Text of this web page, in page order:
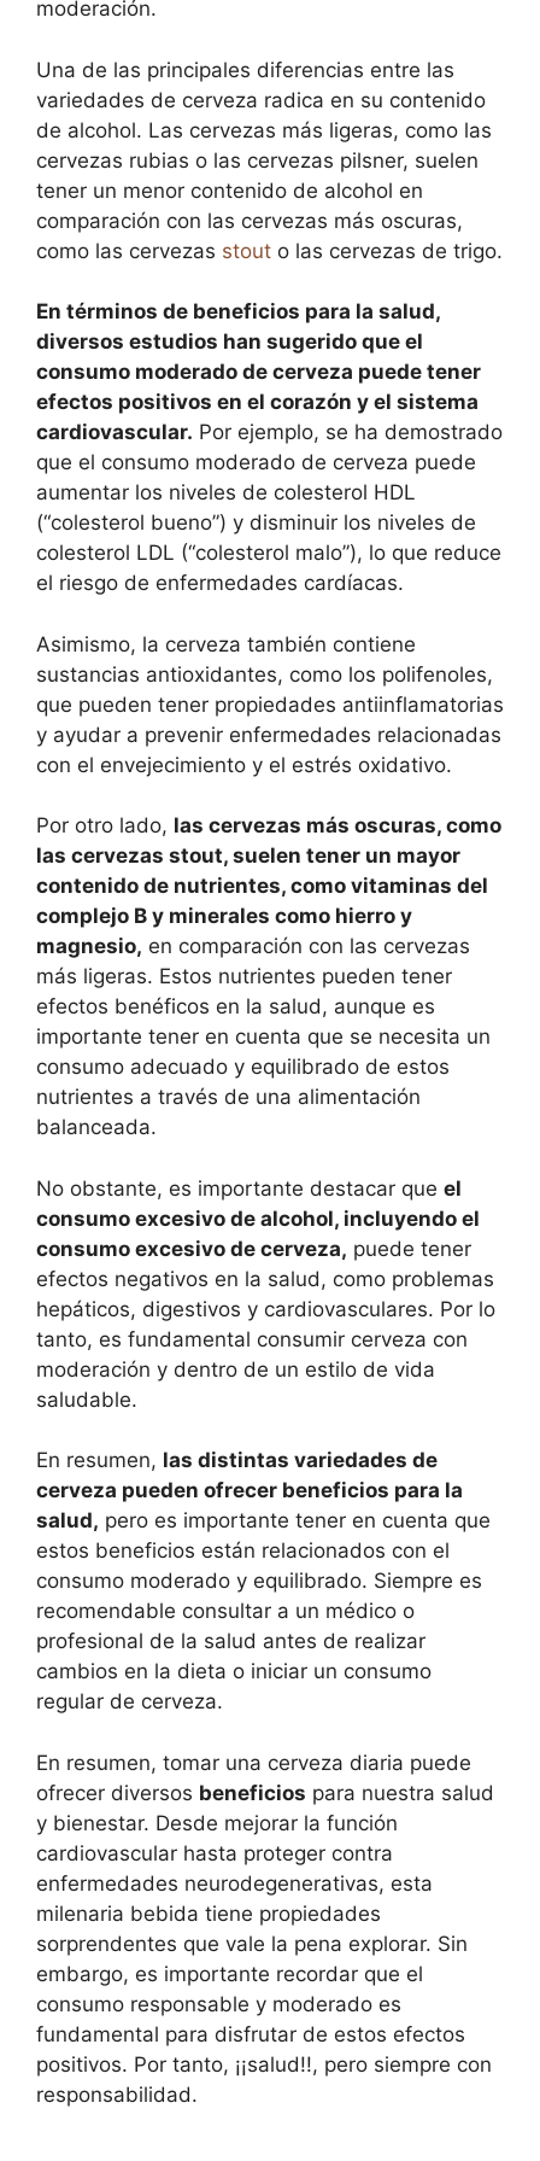
moderación.
Una de las principales diferencias entre las
variedades de cerveza radica en su contenido
de alcohol. Las cervezas más ligeras, como las
cervezas rubias o las cervezas pilsner, suelen
tener un menor contenido de alcohol en
comparación con las cervezas más oscuras,
como las cervezas stout o las cervezas de trigo.
En términos de beneficios para la salud,
diversos estudios han sugerido que el
consumo moderado de cerveza puede tener
efectos positivos en el corazón y el sistema
cardiovascular. Por ejemplo, se ha demostrado
que el consumo moderado de cerveza puede
aumentar los niveles de colesterol HDL
(“colesterol bueno”) y disminuir los niveles de
colesterol LDL (“colesterol malo”), lo que reduce
el riesgo de enfermedades cardíacas.
Asimismo, la cerveza también contiene
sustancias antioxidantes, como los polifenoles,
que pueden tener propiedades antiinflamatorias
y ayudar a prevenir enfermedades relacionadas
con el envejecimiento y el estrés oxidativo.
Por otro lado, las cervezas más oscuras, como
las cervezas stout, suelen tener un mayor
contenido de nutrientes, como vitaminas del
complejo B y minerales como hierro y
magnesio, en comparación con las cervezas
más ligeras. Estos nutrientes pueden tener
efectos benéficos en la salud, aunque es
importante tener en cuenta que se necesita un
consumo adecuado y equilibrado de estos
nutrientes a través de una alimentación
balanceada.
No obstante, es importante destacar que el
consumo excesivo de alcohol, incluyendo el
consumo excesivo de cerveza, puede tener
efectos negativos en la salud, como problemas
hepáticos, digestivos y cardiovasculares. Por lo
tanto, es fundamental consumir cerveza con
moderación y dentro de un estilo de vida
saludable.
En resumen, las distintas variedades de
cerveza pueden ofrecer beneficios para la
salud, pero es importante tener en cuenta que
estos beneficios están relacionados con el
consumo moderado y equilibrado. Siempre es
recomendable consultar a un médico o
profesional de la salud antes de realizar
cambios en la dieta o iniciar un consumo
regular de cerveza.
En resumen, tomar una cerveza diaria puede
ofrecer diversos beneficios para nuestra salud
y bienestar. Desde mejorar la función
cardiovascular hasta proteger contra
enfermedades neurodegenerativas, esta
milenaria bebida tiene propiedades
sorprendentes que vale la pena explorar. Sin
embargo, es importante recordar que el
consumo responsable y moderado es
fundamental para disfrutar de estos efectos
positivos. Por tanto, ¡¡salud!!, pero siempre con
responsabilidad.